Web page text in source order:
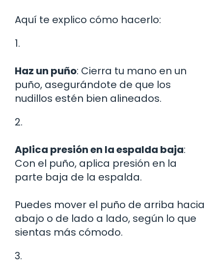
Aquí te explico cómo hacerlo:
1.
Haz un puño: Cierra tu mano en un
puño, asegurándote de que los
nudillos estén bien alineados.
2.
Aplica presión en la espalda baja:
Con el puño, aplica presión en la
parte baja de la espalda.
Puedes mover el puño de arriba hacia
abajo o de lado a lado, según lo que
sientas más cómodo.
3.